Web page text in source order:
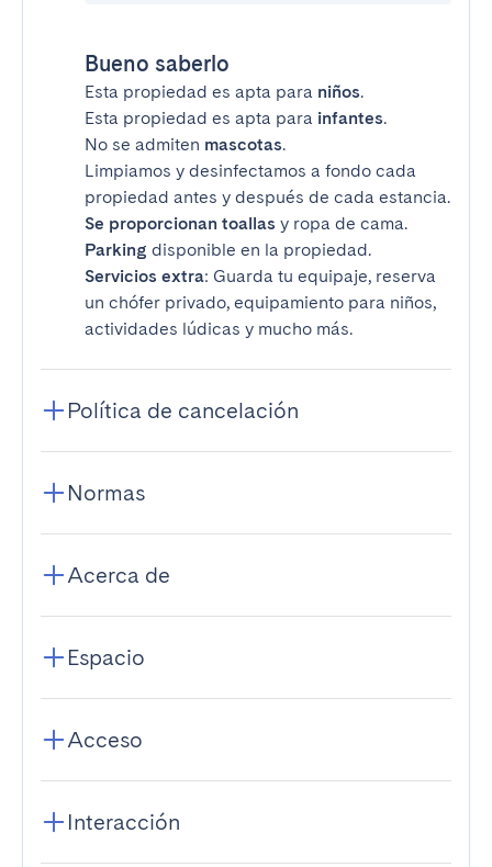
Bueno saberlo
Esta propiedad es apta para niños.
Esta propiedad es apta para infantes.
No se admiten mascotas.
Limpiamos y desinfectamos a fondo cada
propiedad antes y después de cada estancia.
Se proporcionan toallas y ropa de cama.
Parking disponible en la propiedad.
Servicios extra: Guarda tu equipaje, reserva
un chófer privado, equipamiento para niños,
actividades lúdicas y mucho más.
Política de cancelación
Normas
Acerca de
Espacio
Acceso
Interacción